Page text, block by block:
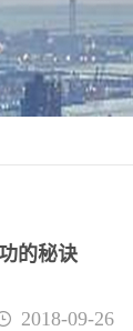
的秘诀
2018-09-26